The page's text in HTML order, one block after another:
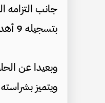
جانب التزامه
بتسجيله 9 أهداف في مشوار النشامى بالتصفيات.
وبعيدا عن
ويتميز